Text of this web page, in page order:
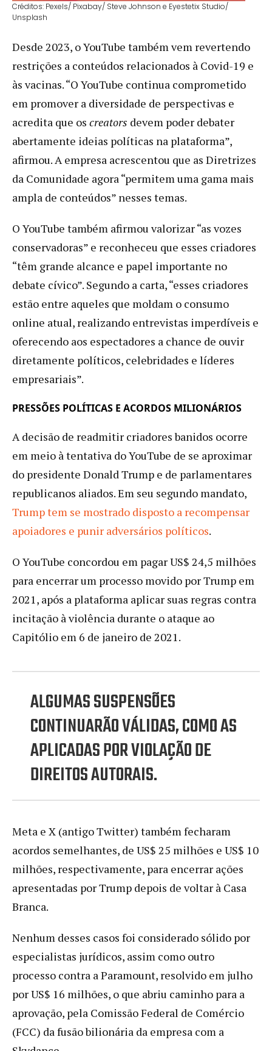
Créditos: Pexels/ Pixabay/ Steve Johnson e Eyestetix Studio/
Unsplash
Desde 2023, o YouTube também vem revertendo
restrições a conteúdos relacionados à Covid-19 e
às vacinas. “O YouTube continua comprometido
em promover a diversidade de perspectivas e
acredita que os creators devem poder debater
abertamente ideias políticas na plataforma”,
afirmou. A empresa acrescentou que as Diretrizes
da Comunidade agora “permitem uma gama mais
ampla de conteúdos” nesses temas.
O YouTube também afirmou valorizar “as vozes
conservadoras” e reconheceu que esses criadores
“têm grande alcance e papel importante no
debate cívico”. Segundo a carta, “esses criadores
estão entre aqueles que moldam o consumo
online atual, realizando entrevistas imperdíveis e
oferecendo aos espectadores a chance de ouvir
diretamente políticos, celebridades e líderes
empresariais”.
PRESSÕES POLÍTICAS E ACORDOS MILIONÁRIOS
A decisão de readmitir criadores banidos ocorre
em meio à tentativa do YouTube de se aproximar
do presidente Donald Trump e de parlamentares
republicanos aliados. Em seu segundo mandato,
Trump tem se mostrado disposto a recompensar
apoiadores e punir adversários políticos.
O YouTube concordou em pagar US$ 24,5 milhões
para encerrar um processo movido por Trump em
2021, após a plataforma aplicar suas regras contra
incitação à violência durante o ataque ao
Capitólio em 6 de janeiro de 2021.
ALGUMAS SUSPENSÕES
CONTINUARÃO VÁLIDAS, COMO AS
APLICADAS POR VIOLAÇÃO DE
DIREITOS AUTORAIS.
Meta e X (antigo Twitter) também fecharam
acordos semelhantes, de US$ 25 milhões e US$ 10
milhões, respectivamente, para encerrar ações
apresentadas por Trump depois de voltar à Casa
Branca.
Nenhum desses casos foi considerado sólido por
especialistas jurídicos, assim como outro
processo contra a Paramount, resolvido em julho
por US$ 16 milhões, o que abriu caminho para a
aprovação, pela Comissão Federal de Comércio
(FCC) da fusão bilionária da empresa com a